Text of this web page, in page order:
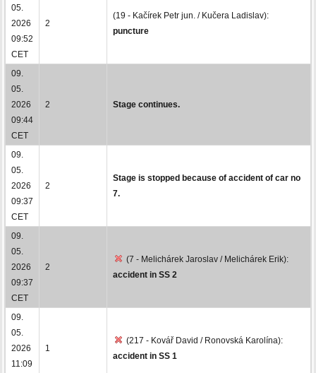
05.
2026
09:52
CET
2
(19 - Kačírek Petr jun. / Kučera Ladislav):
puncture
09.
05.
2026
09:44
CET
2 Stage continues.
09.
05.
2026
09:37
CET
2
Stage is stopped because of accident of car no
7.
09.
05.
2026
09:37
CET
2
(7 - Melichárek Jaroslav / Melichárek Erik):
accident in SS 2
09.
05.
2026
11:09
1
(217 - Kovář David / Ronovská Karolína):
accident in SS 1